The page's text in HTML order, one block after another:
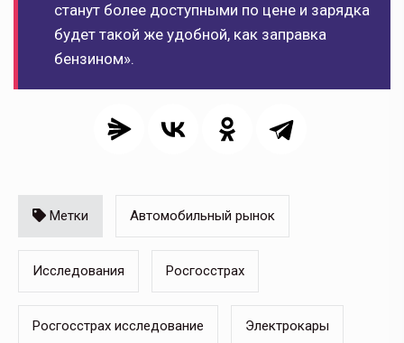
станут более доступными по цене и зарядка
будет такой же удобной, как заправка
бензином».
Метки Автомобильный рынок
Исследования Росгосстрах
Росгосстрах исследование Электрокары